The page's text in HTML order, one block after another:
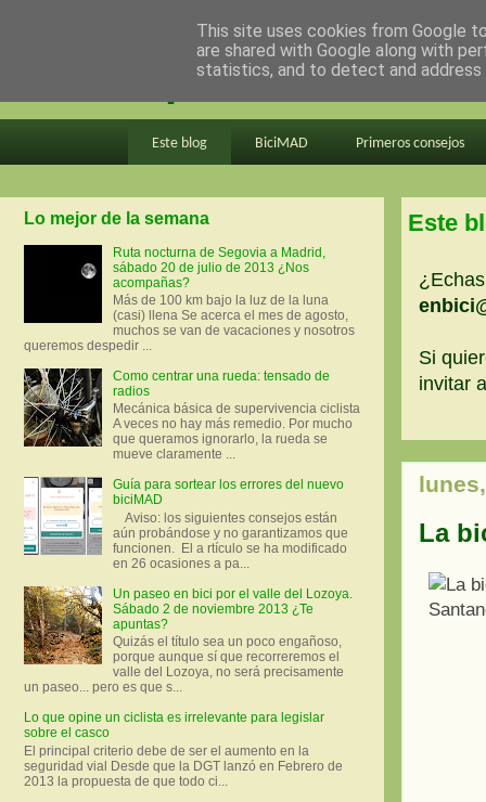
en bici por madrid
Este blog BiciMAD Primeros consejos
Este
Si
invitar
La
Lo mejor de la semana
Ruta nocturna de Segovia a Madrid,
sábado 20 de julio de 2013 ¿Nos
acompañas?
Más de 100 km bajo la luz de la luna
(casi) llena Se acerca el mes de agosto,
muchos se van de vacaciones y nosotros
queremos despedir ...
Como centrar una rueda: tensado de
radios
Mecánica básica de supervivencia ciclista
A veces no hay más remedio. Por mucho
que queramos ignorarlo, la rueda se
mueve claramente ...
Guía para sortear los errores del nuevo
biciMAD
Aviso: los siguientes consejos están
aún probándose y no garantizamos que
funcionen. El a rtículo se ha modificado
en 26 ocasiones a pa...
Un paseo en bici por el valle del Lozoya.
Sábado 2 de noviembre 2013 ¿Te
apuntas?
Quizás el título sea un poco engañoso,
porque aunque sí que recorreremos el
valle del Lozoya, no será precisamente
un paseo... pero es que s...
Lo que opine un ciclista es irrelevante para legislar
sobre el casco
El principal criterio debe de ser el aumento en la
seguridad vial Desde que la DGT lanzó en Febrero de
2013 la propuesta de que todo ci...
This site uses cookies from Google
are shared with Google along with
statistics, and to detect and address